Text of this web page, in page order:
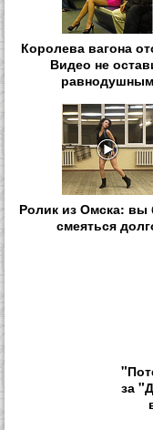
Королева вагона
Видео не
равнодушным
Ролик из Омска: вы
смеяться
за